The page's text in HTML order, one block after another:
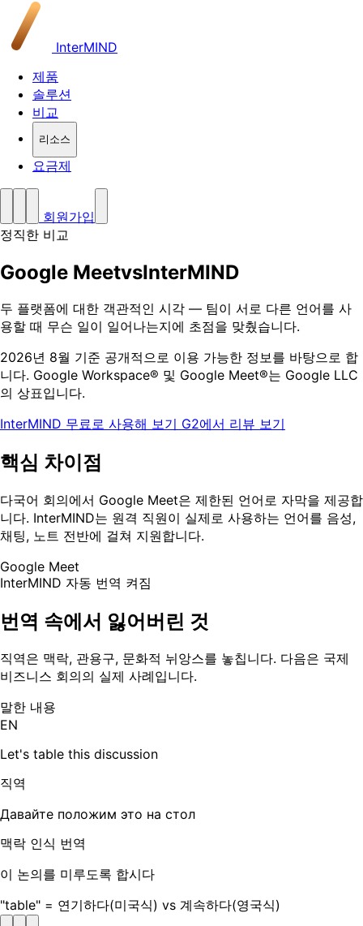
InterMIND
제품
솔루션
비교
리소스
요금제
회원가입
정직한 비교
Google MeetvsInterMIND
두 플랫폼에 대한 객관적인 시각 — 팀이 서로 다른 언어를 사
용할 때 무슨 일이 일어나는지에 초점을 맞췄습니다.
2026년 8월 기준 공개적으로 이용 가능한 정보를 바탕으로 합
니다. Google Workspace® 및 Google Meet®는 Google LLC
의 상표입니다.
InterMIND 무료로 사용해 보기 G2에서 리뷰 보기
핵심 차이점
다국어 회의에서 Google Meet은 제한된 언어로 자막을 제공합
니다. InterMIND는 원격 직원이 실제로 사용하는 언어를 음성,
채팅, 노트 전반에 걸쳐 지원합니다.
Google Meet
InterMIND 자동 번역 켜짐
번역 속에서 잃어버린 것
직역은 맥락, 관용구, 문화적 뉘앙스를 놓칩니다. 다음은 국제
비즈니스 회의의 실제 사례입니다.
말한 내용
EN
Let's table this discussion
직역
Давайте положим это на стол
맥락 인식 번역
이 논의를 미루도록 합시다
"table" = 연기하다(미국식) vs 계속하다(영국식)